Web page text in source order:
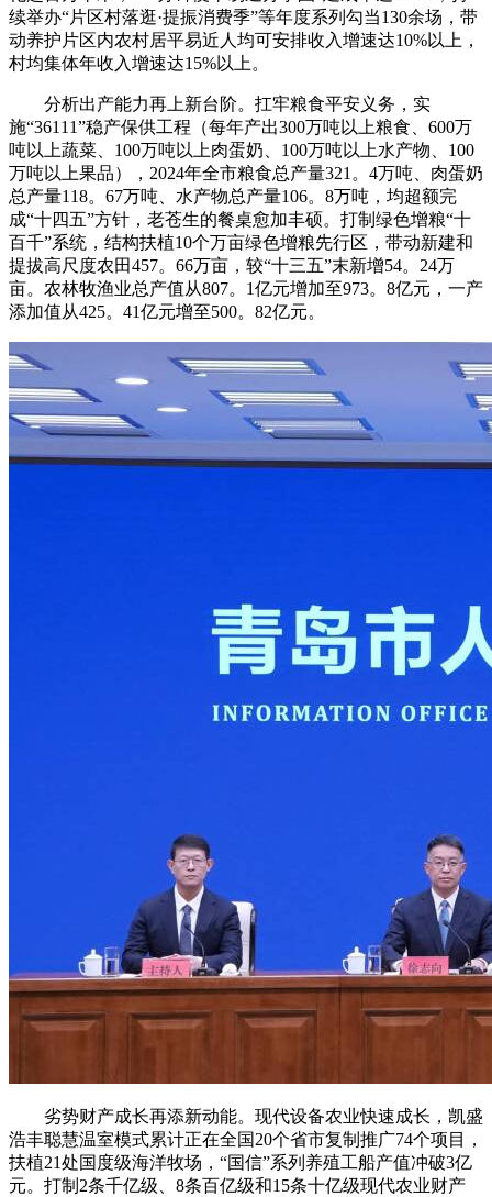
续举办“片区村落逛·提振消费季”等年度系列勾当130余场，带
动养护片区内农村居平易近人均可安排收入增速达10%以上，
村均集体年收入增速达15%以上。
分析出产能力再上新台阶。扛牢粮食平安义务，实
施“36111”稳产保供工程（每年产出300万吨以上粮食、600万
吨以上蔬菜、100万吨以上肉蛋奶、100万吨以上水产物、100
万吨以上果品），2024年全市粮食总产量321。4万吨、肉蛋奶
总产量118。67万吨、水产物总产量106。8万吨，均超额完
成“十四五”方针，老苍生的餐桌愈加丰硕。打制绿色增粮“十
百千”系统，结构扶植10个万亩绿色增粮先行区，带动新建和
提拔高尺度农田457。66万亩，较“十三五”末新增54。24万
亩。农林牧渔业总产值从807。1亿元增加至973。8亿元，一产
添加值从425。41亿元增至500。82亿元。
劣势财产成长再添新动能。现代设备农业快速成长，凯盛
浩丰聪慧温室模式累计正在全国20个省市复制推广74个项目，
扶植21处国度级海洋牧场，“国信”系列养殖工船产值冲破3亿
元。打制2条千亿级、8条百亿级和15条十亿级现代农业财产